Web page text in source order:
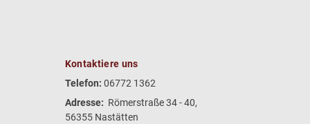
Kontaktiere uns
Telefon: 06772 1362
Adresse: Römerstraße 34 - 40,
56355 Nastätten